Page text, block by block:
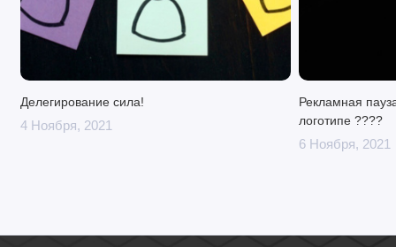
Делегирование сила!
4 Ноября, 2021
Рекламная
логотипе ????
6 Ноября, 2021